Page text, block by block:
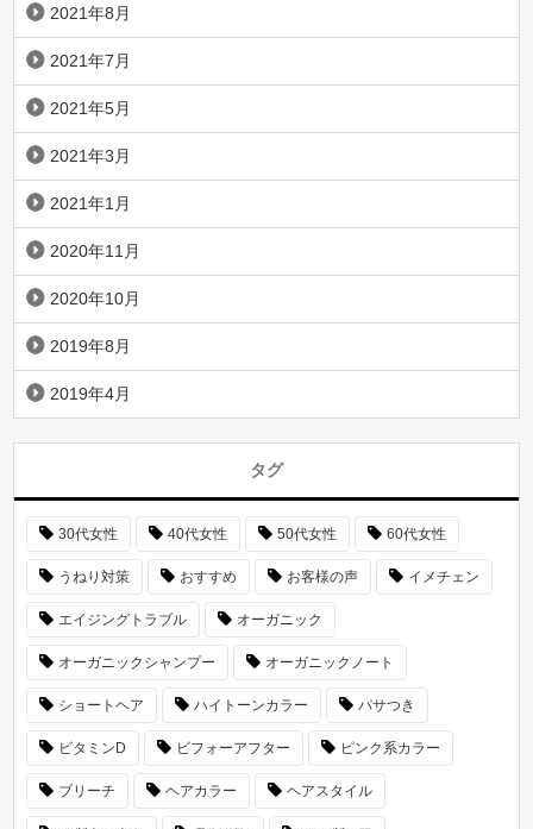
2021年8月
2021年7月
2021年5月
2021年3月
2021年1月
2020年11月
2020年10月
2019年8月
2019年4月
タグ
30代女性 40代女性 50代女性 60代女性
うねり対策 おすすめ お客様の声 イメチェン
エイジングトラブル オーガニック
オーガニックシャンプー オーガニックノート
ショートヘア ハイトーンカラー パサつき
ビタミンD ビフォーアフター ピンク系カラー
ブリーチ ヘアカラー ヘアスタイル